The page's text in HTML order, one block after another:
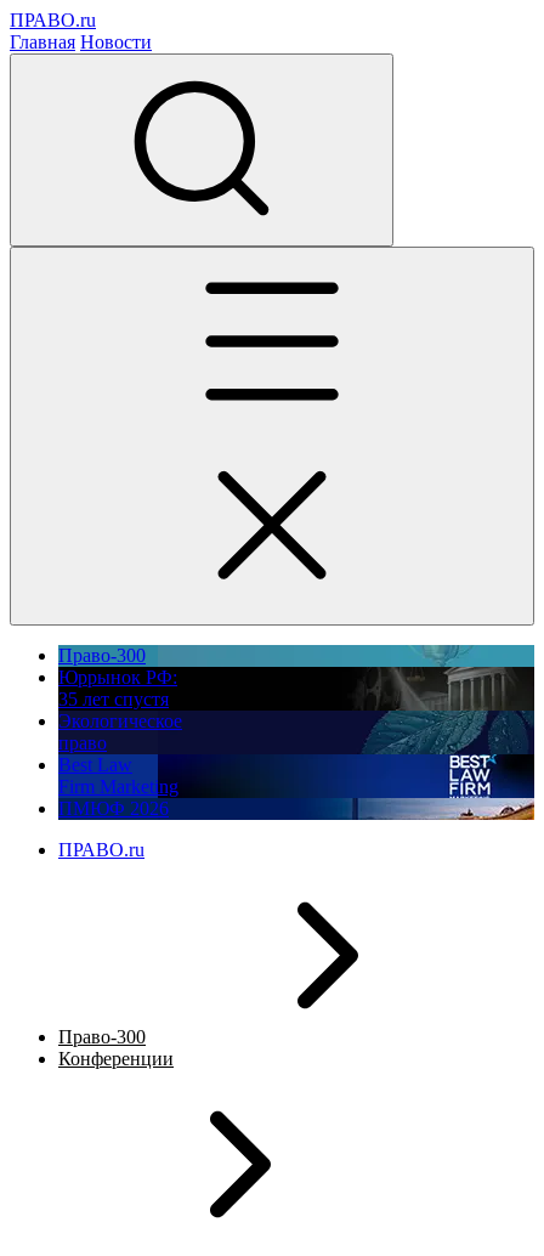
ПРАВО.ru
Главная Новости
Право-300
Юррынок РФ:
35 лет спустя
Экологическое
право
Best Law
Firm Marketing
ПМЮФ 2026
ПРАВО.ru
Право-300
Конференции